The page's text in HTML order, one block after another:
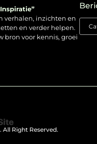
verhalen, inzichten en
en verder helpen.
bron voor kennis, groei
. All Right Reserved.